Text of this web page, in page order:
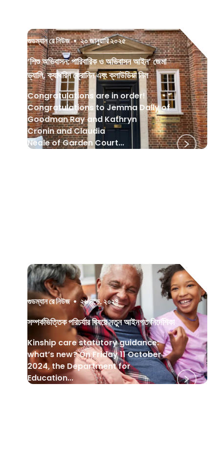
গুডম্যান রে নিউজ•২০ জানুয়ারি ২০২৫
‘শিশু অভিবাসন: পারিবারিক ও অভিবাসন আইন’ জেমা
ড্যালি, ক্যাথরিন ক্রোনিন এবং ক্লাউডিয়া নিল
Congratulations are in order!
Congratulations to Jemma Dally of
Goodman Ray and Kathryn
Cronin and Claudia
Neale of Garden Court...
গুডম্যান রে নিউজ• ২৬ নভে. ২০২৪
সম্পর্কভিত্তিক পরিচর্যার বিষয়ে নতুন আইনগত নির্দেশিকা
Kinship care statutory guidance:
what’s new? On Friday 11 October
2024, the Department for
Education...